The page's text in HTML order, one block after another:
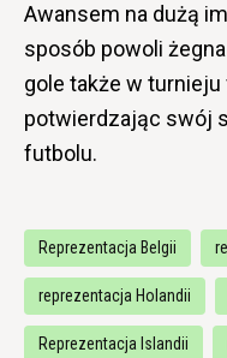
Awansem na dużą
sposób powoli
gole także w turnieju
potwierdzając swój
futbolu.
Reprezentacja Belgii
reprezentacja Holandii
Reprezentacja Islandii